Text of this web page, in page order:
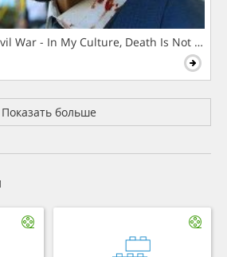
War - In My Culture, Death Is Not The
Показать больше